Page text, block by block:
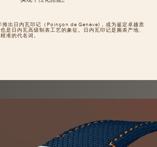
推出日内瓦印记（Poinçon de Genève)，成为鉴定卓越质
是日内瓦高级制表工艺的象征。日内瓦印记是腕表产地、
准的代名词。